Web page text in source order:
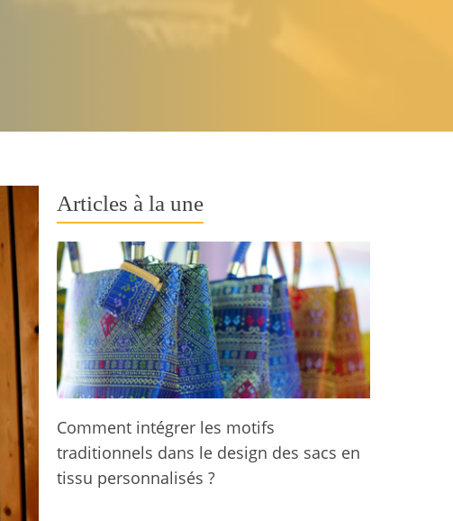
Articles à la une
Comment intégrer les motifs
traditionnels dans le design des sacs en
tissu personnalisés ?